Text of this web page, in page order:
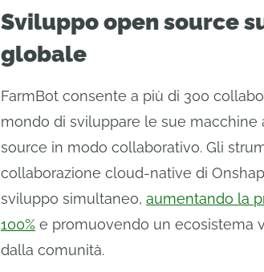
Sviluppo open source
globale
FarmBot consente a più di 300
mondo di sviluppare le sue macchine
source in modo collaborativo. Gli
collaborazione cloud-native di
sviluppo simultaneo, aumentando la
100%e promuovendo un ecosistema
dalla comunità.